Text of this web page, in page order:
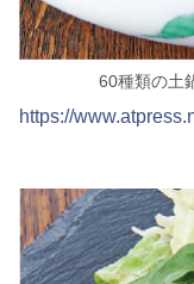
60種類の土
https://